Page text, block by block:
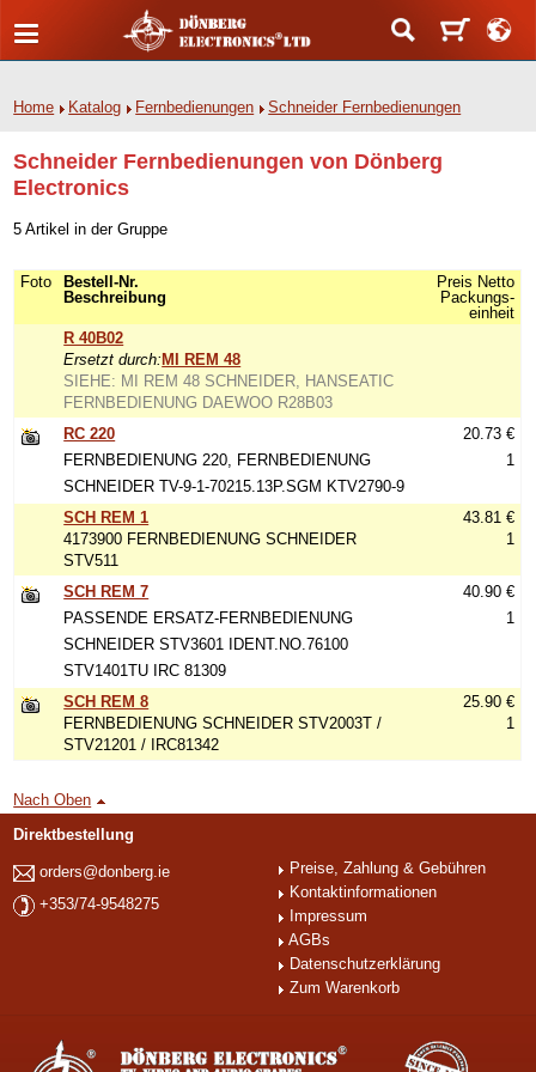
Home Katalog Fernbedienungen Schneider Fernbedienungen
Schneider Fernbedienungen von Dönberg
Electronics
5 Artikel in der Gruppe
Foto
Bestell-Nr.
Beschreibung
Preis Netto
Packungs-
einheit
R 40B02
Ersetzt durch: MI REM 48
SIEHE: MI REM 48 SCHNEIDER, HANSEATIC
FERNBEDIENUNG DAEWOO R28B03
RC 220
FERNBEDIENUNG 220, FERNBEDIENUNG
SCHNEIDER TV-9-1-70215.13P.SGM KTV2790-9
20.73 €
1
SCH REM 1
4173900 FERNBEDIENUNG SCHNEIDER
STV511
43.81 €
1
SCH REM 7
PASSENDE ERSATZ-FERNBEDIENUNG
SCHNEIDER STV3601 IDENT.NO.76100
STV1401TU IRC 81309
40.90 €
1
SCH REM 8
FERNBEDIENUNG SCHNEIDER STV2003T /
STV21201 / IRC81342
25.90 €
1
Nach Oben
Direktbestellung
orders@donberg.ie
+353/74-9548275
Preise, Zahlung & Gebühren
Kontaktinformationen
Impressum
AGBs
Datenschutzerklärung
Zum Warenkorb